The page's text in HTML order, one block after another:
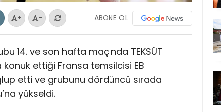
+ - ABONE OL
14. ve son hafta maçında TEKSÜT
konuk ettiği Fransa temsilcisi EB
etti ve grubunu dördüncü sırada
yükseldi.